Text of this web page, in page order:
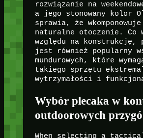
rozwiązanie na
a jego stonowany kolor
sprawia, że
naturalne otoczenie. Co
względu na konstrukcję,
jest również popularny
mundurowych, które
takiego sprzętu
wytrzymałości i
Wybór plecaka w
outdoorowych
When selecting a